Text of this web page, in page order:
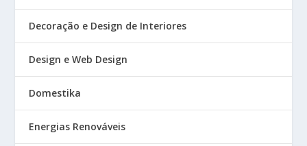
Decoração e Design de Interiores
Design e Web Design
Domestika
Energias Renováveis